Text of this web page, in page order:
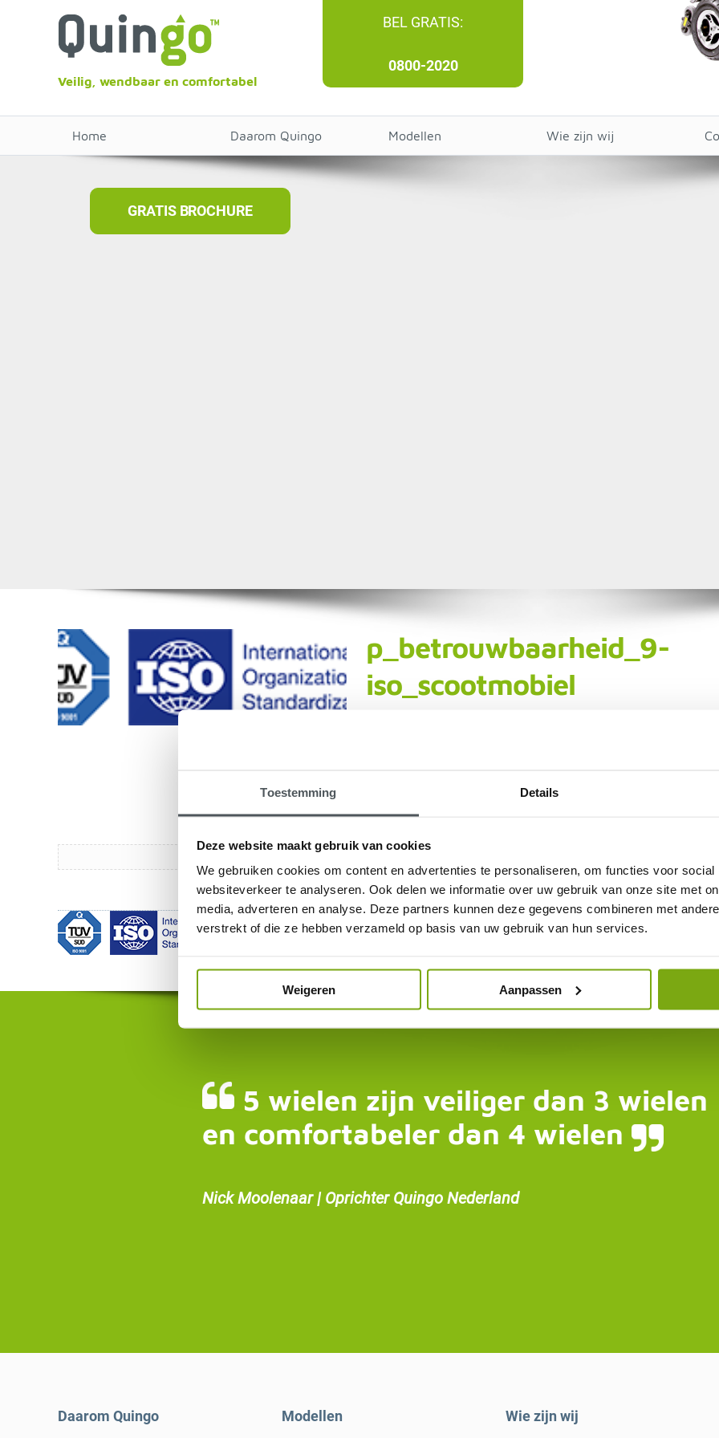
Toestemming Details
Deze website maakt gebruik van cookies
We gebruiken cookies om content en advertenties te personaliseren, om functies voor
websiteverkeer te analyseren. Ook delen we informatie over uw gebruik van onze site met
media, adverteren en analyse. Deze partners kunnen deze gegevens combineren met
verstrekt of die ze hebben verzameld op basis van uw gebruik van hun services.
Weigeren Aanpassen
Veilig, wendbaar en comfortabel
BEL GRATIS:
0800-2020
Home Daarom Quingo Modellen Wie zijn wij
GRATIS BROCHURE
p_betrouwbaarheid_9-
iso_scootmobiel
5 wielen zijn veiliger dan 3 wielen
en comfortabeler dan 4 wielen
Nick Moolenaar | Oprichter Quingo Nederland
Daarom Quingo Modellen Wie zijn wij